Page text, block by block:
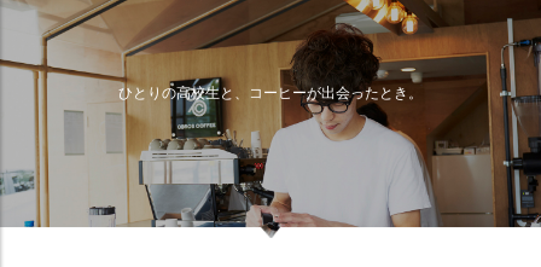
ひとりの高校生と、コーヒーが出会ったとき。